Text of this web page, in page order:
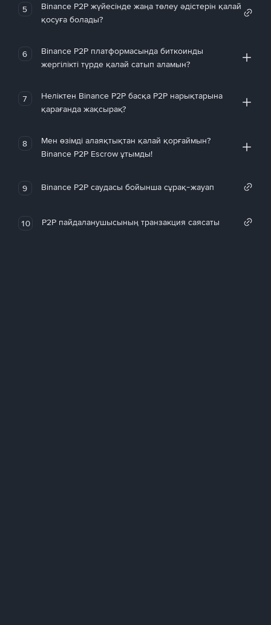
5
Binance P2P жүйесінде жаңа төлеу әдістерін қалай
қосуға болады?
6
Binance P2P платформасында биткоинды
жергілікті түрде қалай сатып аламын?
7
Неліктен Binance P2P басқа P2P нарықтарына
қарағанда жақсырақ?
8
Мен өзімді алаяқтықтан қалай қорғаймын?
Binance P2P Escrow ұтымды!
9 Binance P2P саудасы бойынша сұрақ-жауап
10 P2P пайдаланушысының транзакция саясаты